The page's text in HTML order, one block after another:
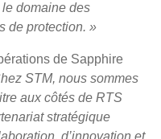
domaine des
de protection. »
de Sapphire
STM, nous sommes
aux côtés de RTS
stratégique